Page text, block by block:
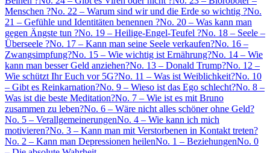
Menschen ?No. 22 – Warum sind wir und die Erde so wichtig ?No.
21 – Gefühle und Identitäten benennen ?No. 20 – Was kann man
gegen Ängste tun ?No. 19 – Heilige-Engel-Teufel ?No. 18 – Seele –
Überseele ?No. 17 – Kann man seine Seele verkaufen?No. 16 –
Zwangsimpfung?No. 15 – Wie wichtig ist Ernährung?No. 14 – Wie
kann man besser Geld anziehen?No. 13 – Donald Trump?No. 12 –
Wie schützt Ihr Euch vor 5G?No. 11 – Was ist Weiblichkeit?No. 10
– Gibt es Reinkarnation?No. 9 – Wieso ist das Ego schlecht?No. 8 –
Was ist die beste Meditation?No. 7 – Wie ist es mit Bruno
zusammen zu leben?No. 6 – Wäre nicht alles schöner ohne Geld?
No. 5 – VerallgemeinerungenNo. 4 – Wie kann ich mich
motivieren?No. 3 – Kann man mit Verstorbenen in Kontakt treten?
No. 2 – Kann man Depressionen heilenNo. 1 – BeziehungenNo. 0